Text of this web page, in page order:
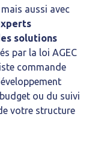
mais aussi avec
solutions
par la loi AGEC
commande
ou du suivi
votre structure